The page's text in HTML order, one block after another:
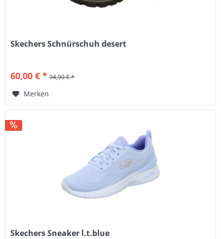
Skechers Schnürschuh desert
60,00 € * 94,90 € *
Merken
Skechers Sneaker l.t.blue